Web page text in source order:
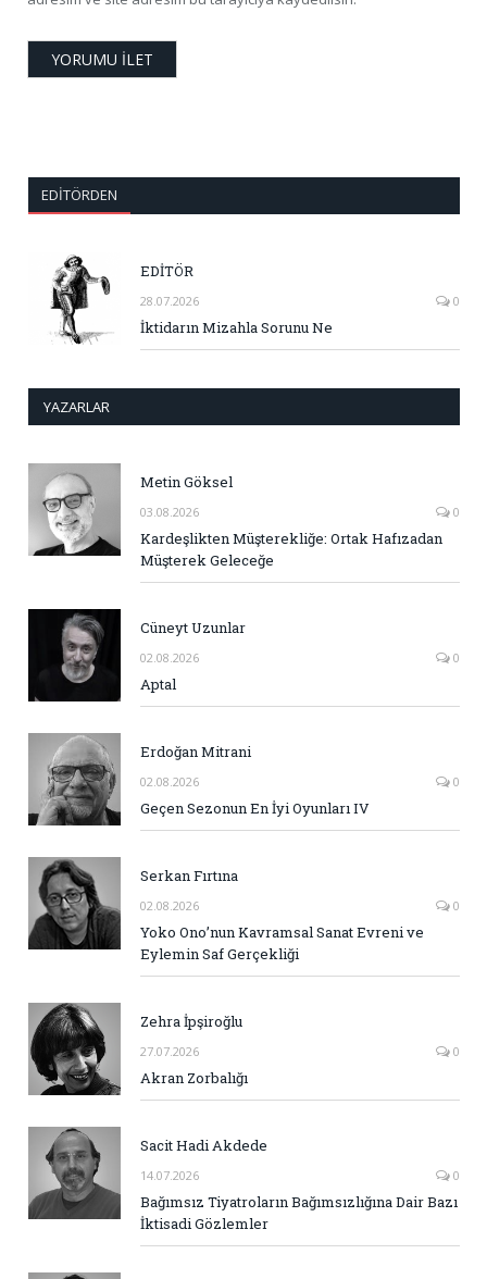
EDITÖRDEN
EDİTÖR
28.07.2026 0
İktidarın Mizahla Sorunu Ne
YAZARLAR
Metin Göksel
03.08.2026 0
Kardeşlikten Müşterekliğe: Ortak Hafızadan
Müşterek Geleceğe
Cüneyt Uzunlar
02.08.2026 0
Aptal
Erdoğan Mitrani
02.08.2026 0
Geçen Sezonun En İyi Oyunları IV
Serkan Fırtına
02.08.2026 0
Yoko Ono’nun Kavramsal Sanat Evreni ve
Eylemin Saf Gerçekliği
Zehra İpşiroğlu
27.07.2026 0
Akran Zorbalığı
Sacit Hadi Akdede
14.07.2026 0
Bağımsız Tiyatroların Bağımsızlığına Dair Bazı
İktisadi Gözlemler